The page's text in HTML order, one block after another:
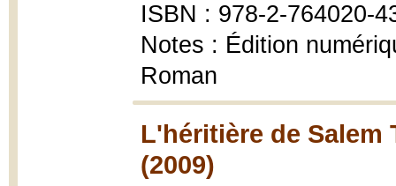
ISBN : 978-2-764020-
Notes : Édition
Roman
L'héritière de Salem
(2009)